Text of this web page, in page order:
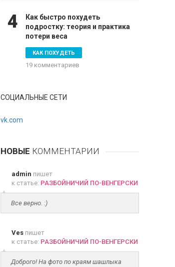
4
Как быстро похудеть
подростку: теория и практика
потери веса
КАК ПОХУДЕТЬ
19 комментариев
СОЦИАЛЬНЫЕ СЕТИ
vk.com
НОВЫЕ КОММЕНТАРИИ
admin пишет
к статье: РАЗБОЙНИЧИЙ ПО-ВЕНГЕРСКИ
Все верно. :)
Vesпишет
к статье: РАЗБОЙНИЧИЙ ПО-ВЕНГЕРСКИ
Доброго! На фото по краям шашлыка